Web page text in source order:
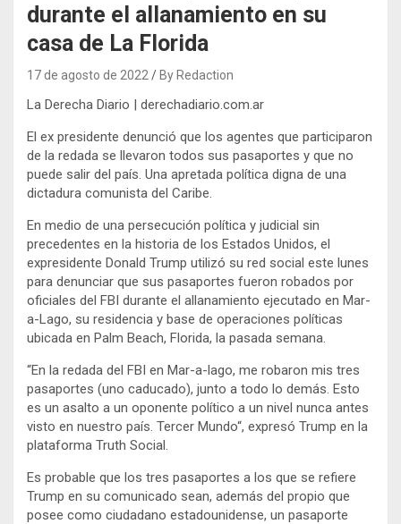
durante el allanamiento en su
casa de La Florida
17 de agosto de 2022 By Redaction
La Derecha Diario | derechadiario.com.ar
El ex presidente denunció que los agentes que participaron
de la redada se llevaron todos sus pasaportes y que no
puede salir del país. Una apretada política digna de una
dictadura comunista del Caribe.
En medio de una persecución política y judicial sin
precedentes en la historia de los Estados Unidos, el
expresidente Donald Trump utilizó su red social este lunes
para denunciar que sus pasaportes fueron robados por
oficiales del FBI durante el allanamiento ejecutado en Mar-
a-Lago, su residencia y base de operaciones políticas
ubicada en Palm Beach, Florida, la pasada semana.
“En la redada del FBI en Mar-a-lago, me robaron mis tres
pasaportes (uno caducado), junto a todo lo demás. Esto
es un asalto a un oponente político a un nivel nunca antes
visto en nuestro país. Tercer Mundo“, expresó Trump en la
plataforma Truth Social.
Es probable que los tres pasaportes a los que se refiere
Trump en su comunicado sean, además del propio que
posee como ciudadano estadounidense, un pasaporte